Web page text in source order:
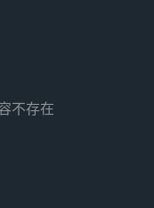
不存在